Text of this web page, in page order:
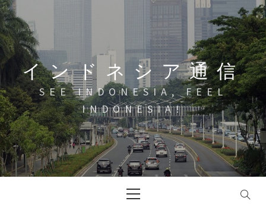
コ
ン
テ
ン
ツ
へ
ス
キ
ッ
プ
インドネシア通信
SEE INDONESIA, FEEL
INDONESIA!
イ